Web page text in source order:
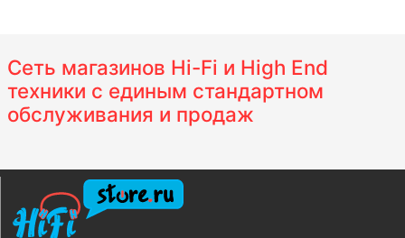
Сеть магазинов Hi-Fi и High End
техники с единым стандартном
обслуживания и продаж